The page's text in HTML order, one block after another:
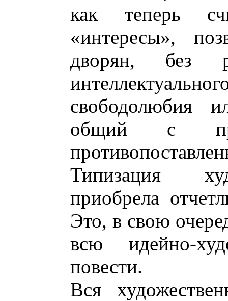
как теперь
«интересы»,
дворян, без
свободолюбия
общий с
Типизация
приобрела
Это, в свою
всю идейно-
повести.
Вся